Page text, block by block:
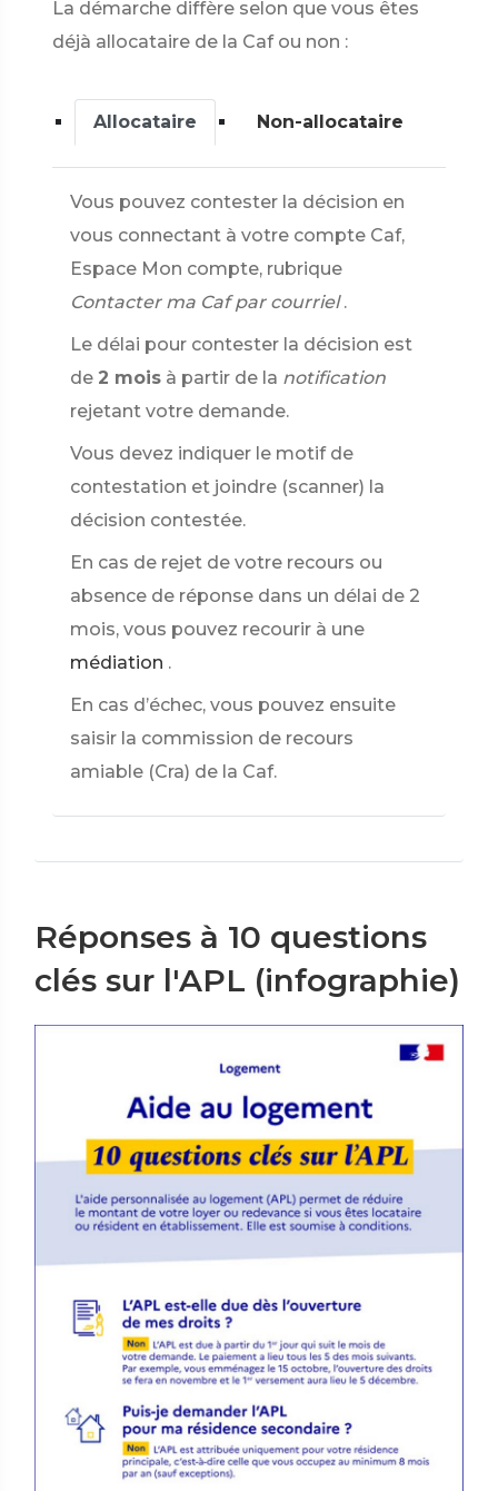
La démarche diffère selon que vous êtes
déjà allocataire de la Caf ou non :
Allocataire Non-allocataire
Vous pouvez contester la décision en
vous connectant à votre compte Caf,
Espace Mon compte, rubrique
Contacter ma Caf par courriel .
Le délai pour contester la décision est
de 2 mois à partir de la notification
rejetant votre demande.
Vous devez indiquer le motif de
contestation et joindre (scanner) la
décision contestée.
En cas de rejet de votre recours ou
absence de réponse dans un délai de 2
mois, vous pouvez recourir à une
médiation .
En cas d’échec, vous pouvez ensuite
saisir la commission de recours
amiable (Cra) de la Caf.
Réponses à 10 questions
clés sur l'APL (infographie)